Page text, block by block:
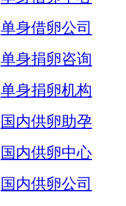
单身借卵公司
单身捐卵咨询
单身捐卵机构
国内供卵助孕
国内供卵中心
国内供卵公司